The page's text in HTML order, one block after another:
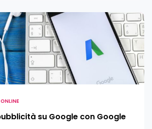
su Google con Google